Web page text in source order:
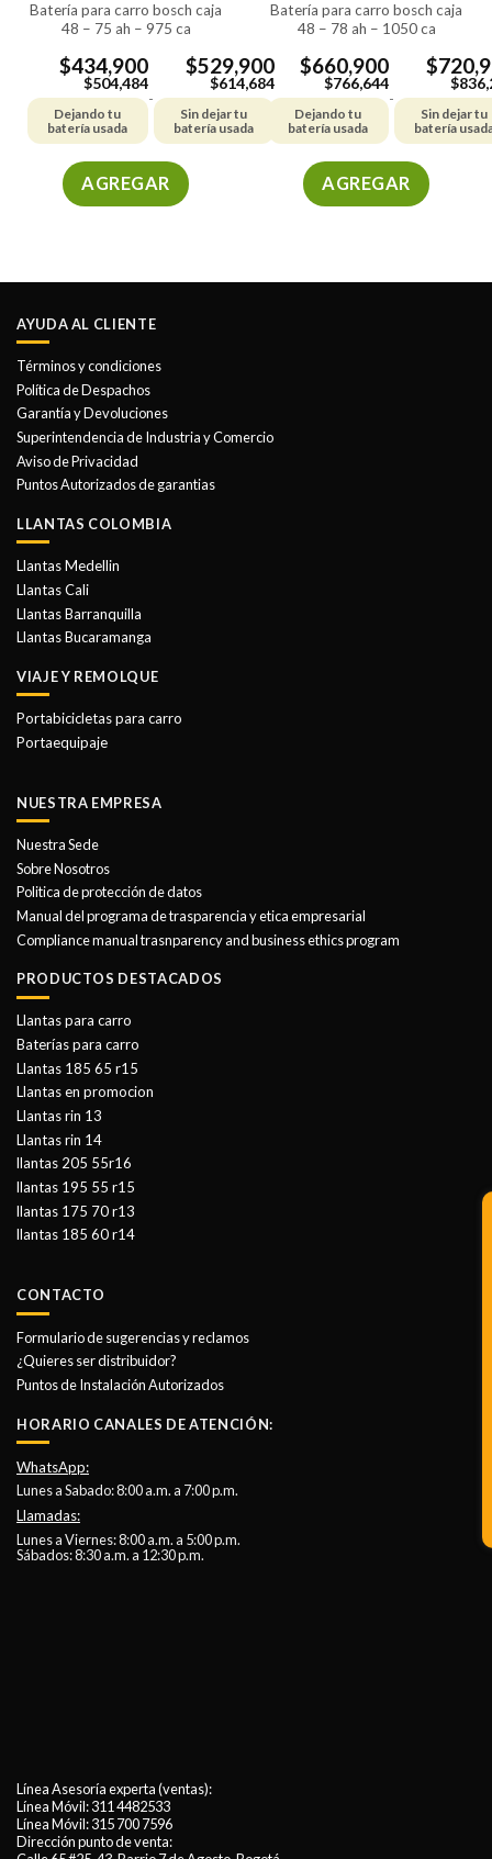
página
de
producto
página
de
producto
batería para carro bosch caja
48 – 75 ah – 975 ca
$434,900
$504,484
Dejando tu
batería usada
-
$529,900
$614,684
Sin dejar tu
batería usada
AGREGAR
múltiples
Las
pueden
elegir
en
la
página
de
batería para carro bosch caja
48 – 78 ah – 1050 ca
$660,900
$766,644
Dejando tu
batería usada
-
$
$
Sin dejar tu
batería
AGREGAR
múltiples
AYUDA AL CLIENTE
Términos y condiciones
Política de Despachos
Garantía y Devoluciones
Superintendencia de Industria y Comercio
Aviso de Privacidad
Puntos Autorizados de garantias
LLANTAS COLOMBIA
Llantas Medellin
Llantas Cali
Llantas Barranquilla
Llantas Bucaramanga
VIAJE Y REMOLQUE
Portabicicletas para carro
Portaequipaje
NUESTRA EMPRESA
Nuestra Sede
Sobre Nosotros
Politica de protección de datos
Manual del programa de trasparencia y etica empresarial
Compliance manual trasnparency and business ethics program
PRODUCTOS DESTACADOS
Llantas para carro
Baterías para carro
Llantas 185 65 r15
Llantas en promocion
Llantas rin 13
Llantas rin 14
llantas 205 55r16
llantas 195 55 r15
llantas 175 70 r13
llantas 185 60 r14
CONTACTO
Formulario de sugerencias y reclamos
¿Quieres ser distribuidor?
Puntos de Instalación Autorizados
HORARIO CANALES DE ATENCIÓN:
WhatsApp:
Lunes a Sabado: 8:00 a.m. a 7:00 p.m.
Llamadas:
Lunes a Viernes: 8:00 a.m. a 5:00 p.m.
Sábados: 8:30 a.m. a 12:30 p.m.
Línea Asesoría experta (ventas):
Línea Móvil:311 4482533
Línea Móvil:315 700 7596
Dirección punto de venta: